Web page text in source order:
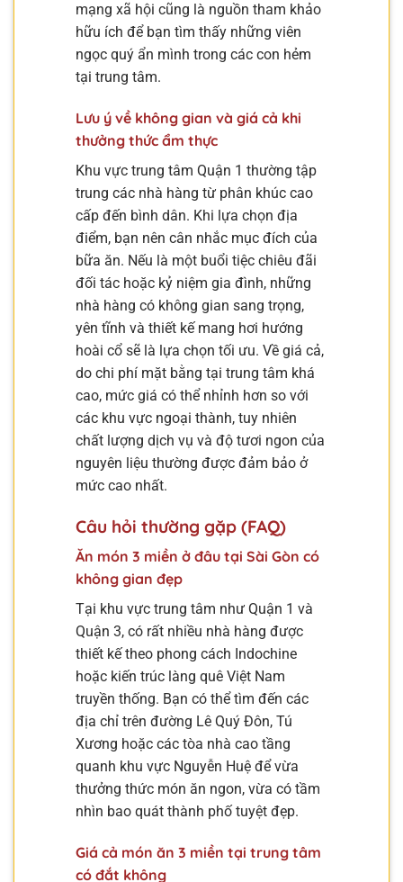
mạng xã hội cũng là nguồn tham khảo
hữu ích để bạn tìm thấy những viên
ngọc quý ẩn mình trong các con hẻm
tại trung tâm.
Lưu ý về không gian và giá cả khi
thưởng thức ẩm thực
Khu vực trung tâm Quận 1 thường tập
trung các nhà hàng từ phân khúc cao
cấp đến bình dân. Khi lựa chọn địa
điểm, bạn nên cân nhắc mục đích của
bữa ăn. Nếu là một buổi tiệc chiêu đãi
đối tác hoặc kỷ niệm gia đình, những
nhà hàng có không gian sang trọng,
yên tĩnh và thiết kế mang hơi hướng
hoài cổ sẽ là lựa chọn tối ưu. Về giá cả,
do chi phí mặt bằng tại trung tâm khá
cao, mức giá có thể nhỉnh hơn so với
các khu vực ngoại thành, tuy nhiên
chất lượng dịch vụ và độ tươi ngon của
nguyên liệu thường được đảm bảo ở
mức cao nhất.
Câu hỏi thường gặp (FAQ)
Ăn món 3 miền ở đâu tại Sài Gòn có
không gian đẹp
Tại khu vực trung tâm như Quận 1 và
Quận 3, có rất nhiều nhà hàng được
thiết kế theo phong cách Indochine
hoặc kiến trúc làng quê Việt Nam
truyền thống. Bạn có thể tìm đến các
địa chỉ trên đường Lê Quý Đôn, Tú
Xương hoặc các tòa nhà cao tầng
quanh khu vực Nguyễn Huệ để vừa
thưởng thức món ăn ngon, vừa có tầm
nhìn bao quát thành phố tuyệt đẹp.
Giá cả món ăn 3 miền tại trung tâm
có đắt không